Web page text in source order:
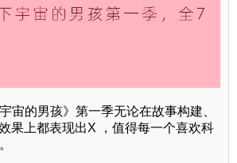
宙的男孩》第一季无论在故事构建、
果上都表现出X ，值得每一个喜欢科